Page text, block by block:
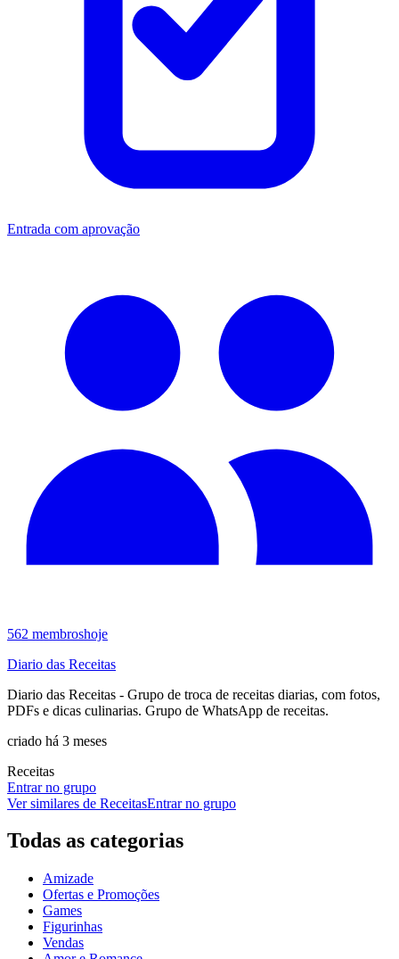
Entrada com aprovação
562 membroshoje
Diario das Receitas
Diario das Receitas - Grupo de troca de receitas diarias, com fotos,
PDFs e dicas culinarias. Grupo de WhatsApp de receitas.
criado há 3 meses
Receitas
Entrar no grupo
Ver similares de ReceitasEntrar no grupo
Todas as categorias
Amizade
Ofertas e Promoções
Games
Figurinhas
Vendas